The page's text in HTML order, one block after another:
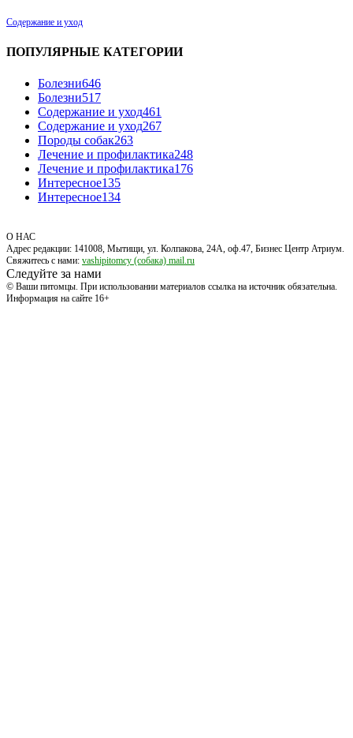
Содержание и уход
ПОПУЛЯРНЫЕ КАТЕГОРИИ
Болезни646
Болезни517
Содержание и уход461
Содержание и уход267
Породы собак263
Лечение и профилактика248
Лечение и профилактика176
Интересное135
Интересное134
О НАС
Адрес редакции: 141008, Мытищи, ул. Колпакова, 24А, оф.47, Бизнес Центр Атриум.
Свяжитесь с нами: vashipitomcy (собака) mail.ru
Следуйте за нами
© Ваши питомцы. При использовании материалов ссылка на источник обязательна.
Информация на сайте 16+